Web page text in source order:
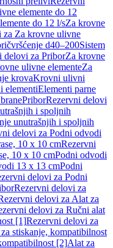
elemente do 12
do 12 l/sZa krovne
za Za krovne ulivne
d40–200Sistem
delovi za PriborZa krovne
ulivne elementeZa
krovaKrovni ulivni
elementiElementi parne
PriborRezervni delovi
i spoljnih
unutrašnjih i spoljnih
delovi za Podni odvodi
10 x 10 cmRezervni
10 x 10 cmPodni odvodi
13 x 13 cmPodni
delovi za Podni
Rezervni delovi za
delovi za Alat za
delovi za Ručni alat
[1]Rezervni delovi za
stiskanje, kompatibilnost
[2]Alat za